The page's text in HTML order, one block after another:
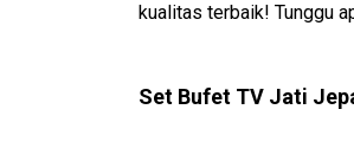
kualitas terbaik! Tunggu
Set Bufet TV Jati